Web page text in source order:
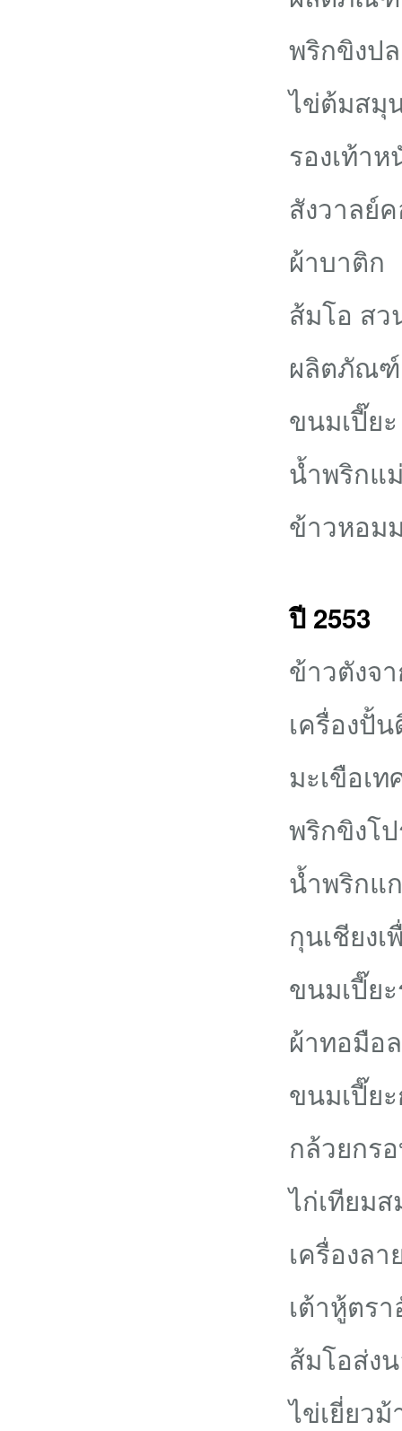
พริกขิงป
ไข่ต้มสมุ
รองเท้า
สังวาลย์
ผ้าบาติก
ส้มโอ ส
ผลิตภัณฑ์
ขนมเปี๊ยะ
น้ำพริกแ
ข้าวหอม
ปี 2553
ข้าวตังจ
เครื่องปั้
มะเขือเ
พริกขิงโ
น้ำพริกแ
กุนเชียง
ขนมเปี๊ย
ผ้าทอมือ
ขนมเปี๊ย
กล้วยกร
ไก่เทียม
เครื่องล
เต้าหู้ตร
ส้มโอส่ง
ไข่เยี่ยวม้